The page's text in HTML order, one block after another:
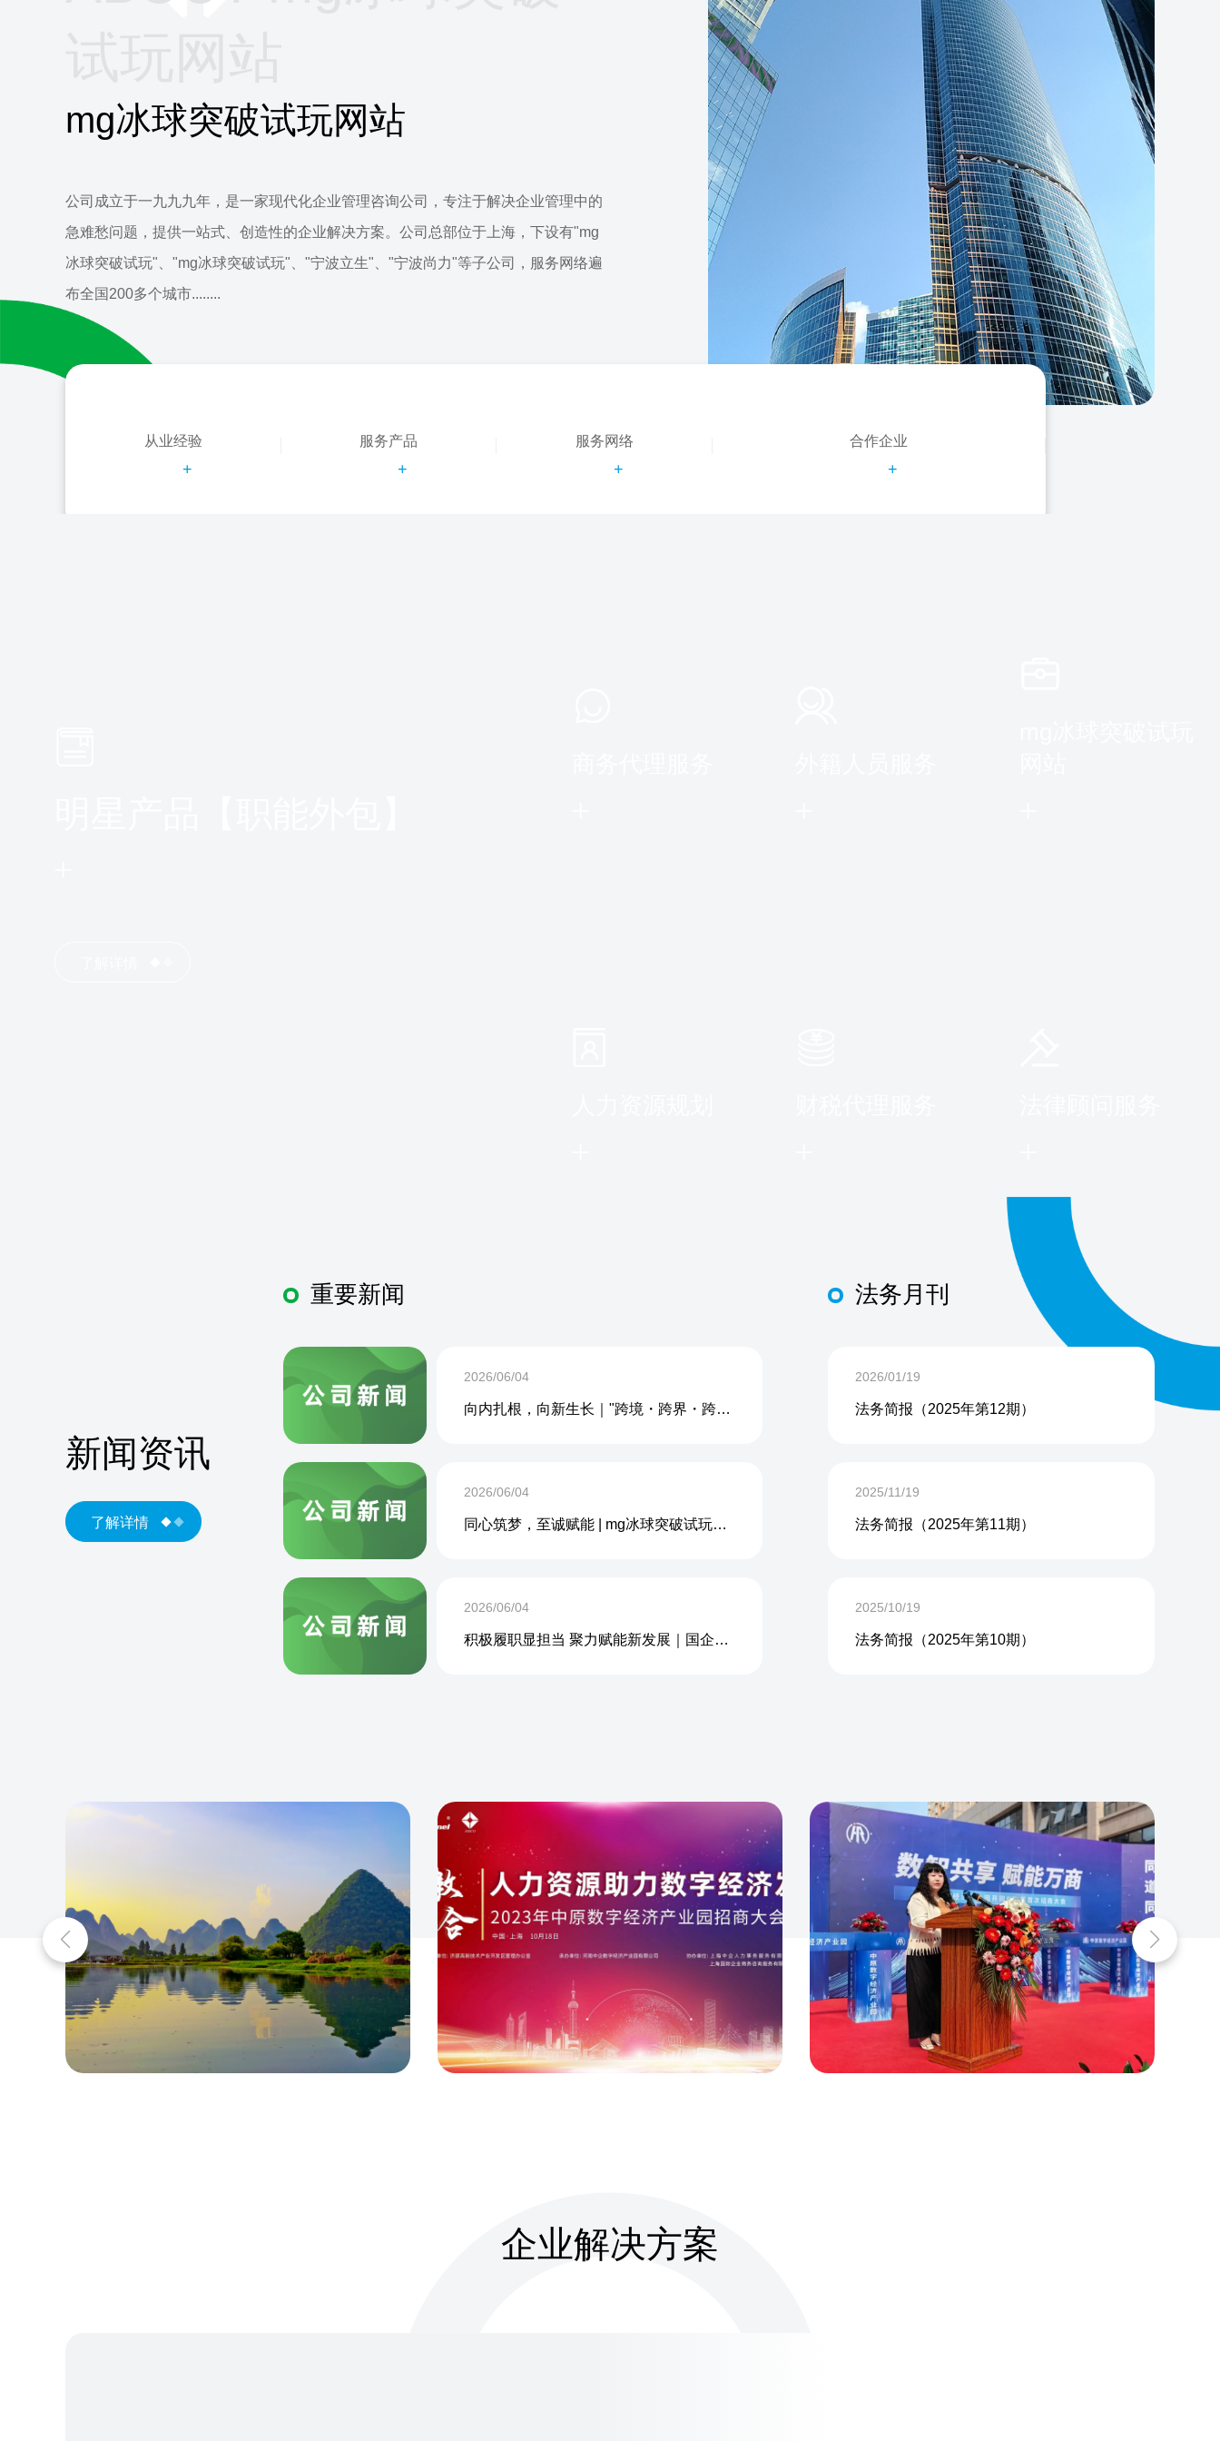
mg冰球突破试玩网站
公司成立于一九九九年，是一家现代化企业管理咨询公司，专注于解决企业管理中的
急难愁问题，提供一站式、创造性的企业解决方案。公司总部位于上海，下设有"mg
冰球突破试玩"、"mg冰球突破试玩"、"宁波立生"、"宁波尚力"等子公司，服务网络遍
布全国200多个城市........
从业经验
+
服务产品
+
服务网络
+
合作企业
+
新闻资讯
了解详情
重要新闻
2026/06/04
向内扎根，向新生长｜"跨境・跨界・跨周期企业内生力沙龙"成功举办
2026/06/04
同心筑梦，至诚赋能 | mg冰球突破试玩网站 2026年度团建活动圆满收官
2026/06/04
积极履职显担当 聚力赋能新发展｜国企商务&中企人力出席上海现代服务业联合会第五届会员大会第三次会议暨2026服务业高质量发展大会
法务月刊
2026/01/19
法务简报（2025年第12期）
2025/11/19
法务简报（2025年第11期）
2025/10/19
法务简报（2025年第10期）
企业解决方案